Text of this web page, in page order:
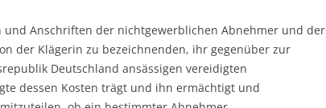
Anschriften der nichtgewerblichen Abnehmer und der
der Klägerin zu bezeichnenden, ihr gegenüber zur
Deutschland ansässigen vereidigten
dessen Kosten trägt und ihn ermächtigt und